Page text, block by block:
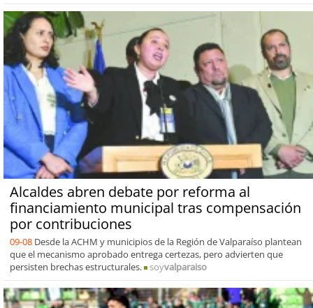
Alcaldes abren debate por reforma al
financiamiento municipal tras compensación
por contribuciones
09-08 Desde la ACHM y municipios de la Región de Valparaíso plantean
que el mecanismo aprobado entrega certezas, pero advierten que
persisten brechas estructurales.
soyvalparaiso